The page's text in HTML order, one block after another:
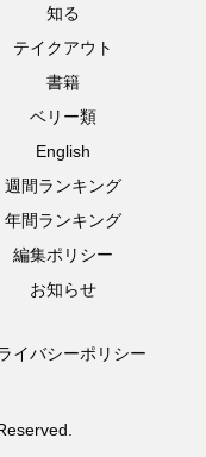
知る
テイクアウト
書籍
ベリー類
English
週間ランキング
年間ランキング
編集ポリシー
お知らせ
イバシーポリシー